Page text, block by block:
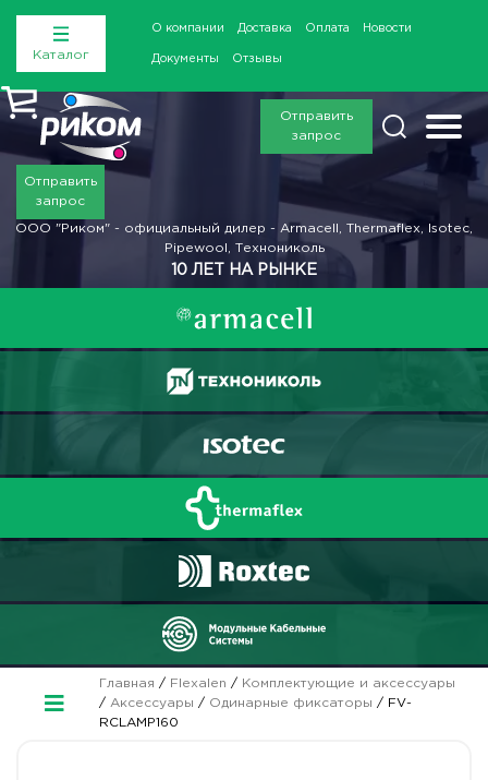
Каталог
О компании Доставка Оплата Новости
Документы Отзывы
Отправить
запрос
Отправить
запрос
ООО "Риком" - официальный дилер - Armacell, Thermaflex, Isotec,
Pipewool, Технониколь
10 ЛЕТ НА РЫНКЕ
Главная / Flexalen / Комплектующие и аксессуары
/ Аксессуары / Одинарные фиксаторы / FV-
RCLAMP160